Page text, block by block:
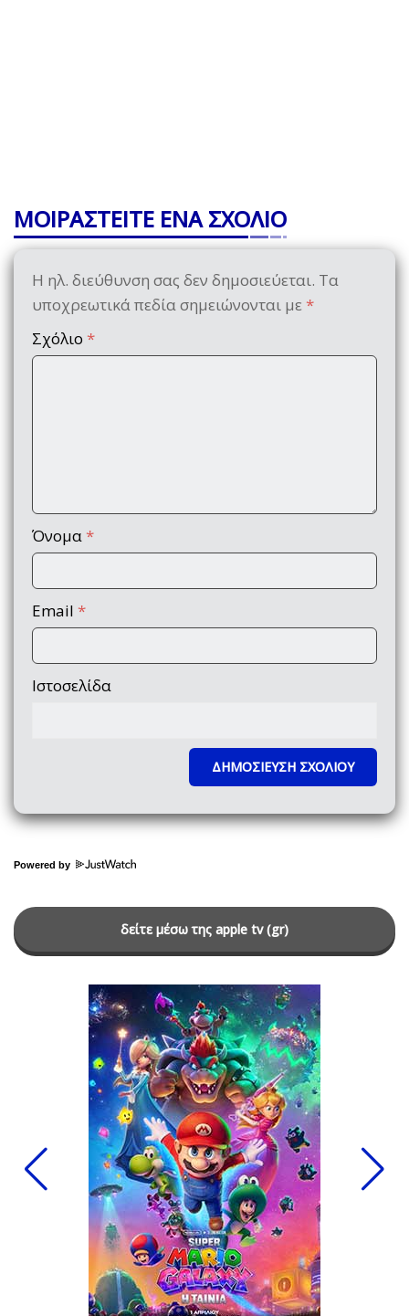
ΜΟΙΡΑΣΤΕΙΤΕ ΕΝΑ ΣΧΟΛΙΟ
Η ηλ. διεύθυνση σας δεν δημοσιεύεται. Τα
υποχρεωτικά πεδία σημειώνονται με *
Σχόλιο *
Όνομα *
Email *
Ιστοσελίδα
Powered by
δείτε μέσω της apple tv (gr)